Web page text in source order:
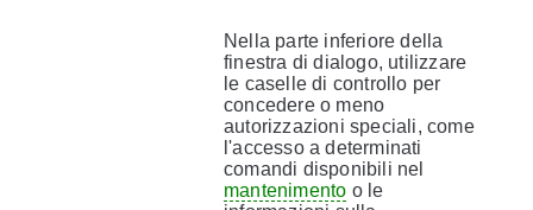
Nella parte inferiore della
finestra di dialogo, utilizzare
le caselle di controllo per
concedere o meno
autorizzazioni speciali, come
l'accesso a determinati
comandi disponibili nel
mantenimento o le